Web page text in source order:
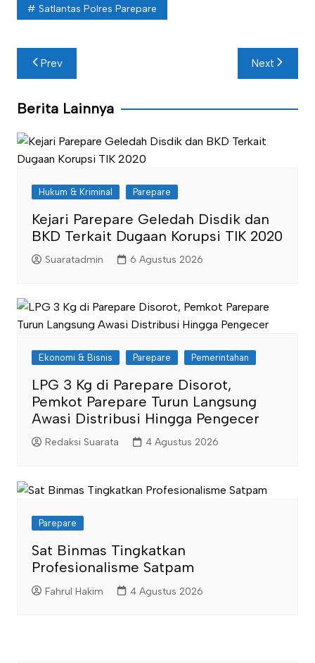
Satlantas Polres Parepare
Navigasi
pos
Prev Next
Berita Lainnya
Hukum & Kriminal Parepare
Kejari Parepare Geledah Disdik dan
BKD Terkait Dugaan Korupsi TIK 2020
Suaratadmin 6 Agustus 2026
Ekonomi & Bisnis Parepare Pemerintahan
LPG 3 Kg di Parepare Disorot,
Pemkot Parepare Turun Langsung
Awasi Distribusi Hingga Pengecer
Redaksi Suarata 4 Agustus 2026
Parepare
Sat Binmas Tingkatkan
Profesionalisme Satpam
Fahrul Hakim 4 Agustus 2026